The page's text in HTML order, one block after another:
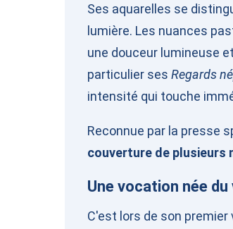
Ses aquarelles se
lumière. Les nuances
une douceur lumineuse
particulier ses Regards
intensité qui touche
Reconnue par la presse
couverture de plusieurs
Une vocation née du
C'est lors de son premier